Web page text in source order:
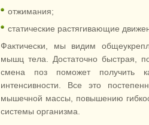
отжимания;
статические растягивающие
Фактически, мы видим
мышц тела. Достаточно быстрая,
смена поз поможет получить
интенсивности. Все это
мышечной массы, повышению
системы организма.